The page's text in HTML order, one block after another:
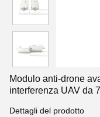
Modulo anti-drone
interferenza UAV da
Dettagli del prodotto